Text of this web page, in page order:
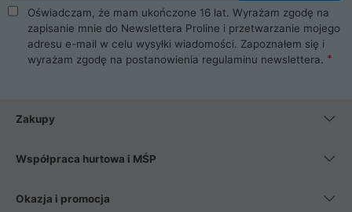
takie jak procesory, karty graficzne, płyty główne, pamięci,
dyski SSD, M.2 oraz HDD. Nasi pracownicy pomogą Ci wybrać
najlepszy zasilacz komputerowy oraz obudowę do komputera.
Poza komputerami mamy również najlepsze na rynku
Smartfony takich producentów jak Xiaomi, Apple, Samsung i
wentylatory. Na koniec mając już to wszystko, możesz
Oświadczam, że mam ukończone 16 lat. Wyrażam zgodę na
zapisanie mnie do Newslettera Proline i przetwarzanie mojego
adresu e-mail w celu wysyłki wiadomości. Zapoznałem się i
wyrażam zgodę na postanowienia regulaminu newslettera.
Zakupy
Współpraca hurtowa i MŚP
Okazja i promocja